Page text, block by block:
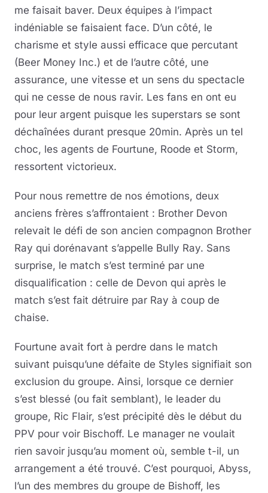
me faisait baver. Deux équipes à l’impact
indéniable se faisaient face. D’un côté, le
charisme et style aussi efficace que percutant
(Beer Money Inc.) et de l’autre côté, une
assurance, une vitesse et un sens du spectacle
qui ne cesse de nous ravir. Les fans en ont eu
pour leur argent puisque les superstars se sont
déchaînées durant presque 20min. Après un tel
choc, les agents de Fourtune, Roode et Storm,
ressortent victorieux.
Pour nous remettre de nos émotions, deux
anciens frères s’affrontaient : Brother Devon
relevait le défi de son ancien compagnon Brother
Ray qui dorénavant s’appelle Bully Ray. Sans
surprise, le match s’est terminé par une
disqualification : celle de Devon qui après le
match s’est fait détruire par Ray à coup de
chaise.
Fourtune avait fort à perdre dans le match
suivant puisqu’une défaite de Styles signifiait son
exclusion du groupe. Ainsi, lorsque ce dernier
s’est blessé (ou fait semblant), le leader du
groupe, Ric Flair, s’est précipité dès le début du
PPV pour voir Bischoff. Le manager ne voulait
rien savoir jusqu’au moment où, semble t-il, un
arrangement a été trouvé. C’est pourquoi, Abyss,
l’un des membres du groupe de Bishoff, les